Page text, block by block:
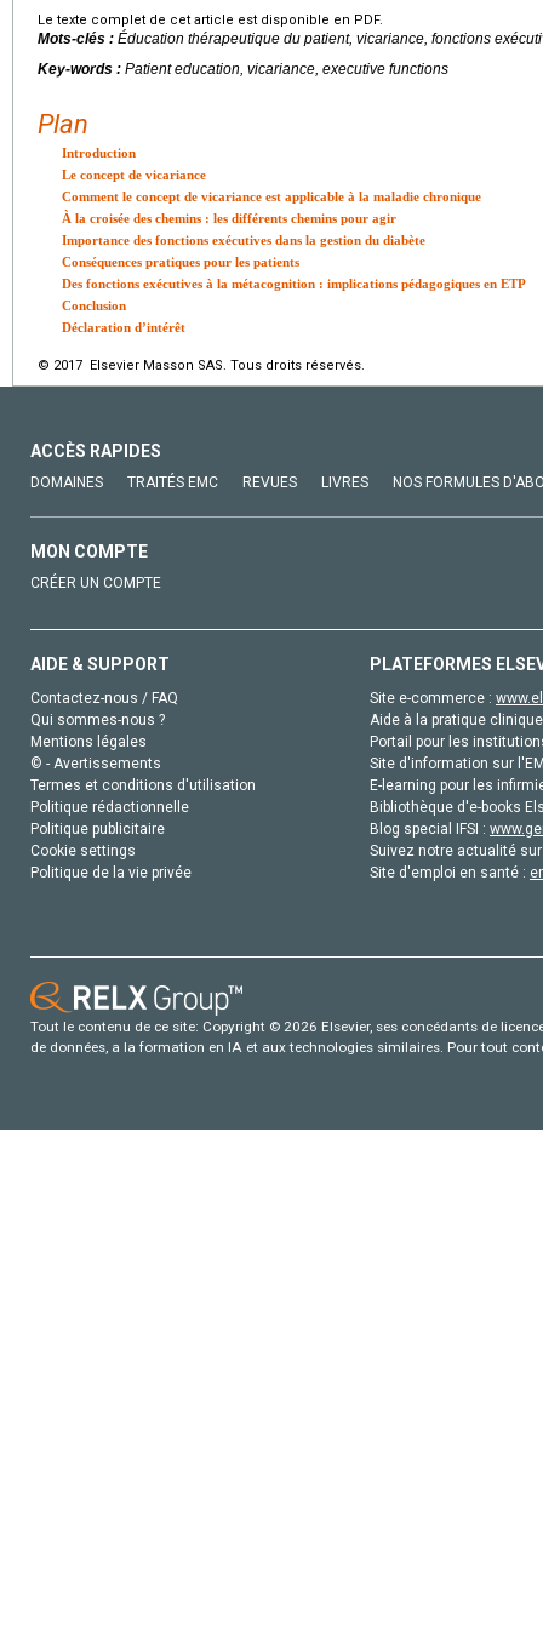
Le texte complet de cet article est disponible en PDF.
Mots-clés : Éducation thérapeutique du patient, vicariance, fonctions
Key-words : Patient education, vicariance, executive functions
Plan
Introduction
Le concept de vicariance
Comment le concept de vicariance est applicable à la maladie chronique
À la croisée des chemins : les différents chemins pour agir
Importance des fonctions exécutives dans la gestion du diabète
Conséquences pratiques pour les patients
Des fonctions exécutives à la métacognition : implications pédagogiques en ETP
Conclusion
Déclaration d’intérêt
© 2017 Elsevier Masson SAS. Tous droits réservés.
ACCÈS RAPIDES
DOMAINES TRAITÉS EMC REVUES LIVRES NOS FORMULES
MON COMPTE
CRÉER UN COMPTE
AIDE & SUPPORT
Contactez-nous / FAQ
Qui sommes-nous ?
Mentions légales
© - Avertissements
Termes et conditions d'utilisation
Politique rédactionnelle
Politique publicitaire
Cookie settings
Politique de la vie privée
PLATEFORMES
Site e-commerce :
Aide à la pratique
Portail pour les
Site d'information sur
E-learning pour les
Bibliothèque d'e-books
Blog special IFSI :
Suivez notre actualité
Site d'emploi en santé :
Tout le contenu de ce site: Copyright © 2026 Elsevier, ses concédants de
de données, a la formation en IA et aux technologies similaires. Pour tout